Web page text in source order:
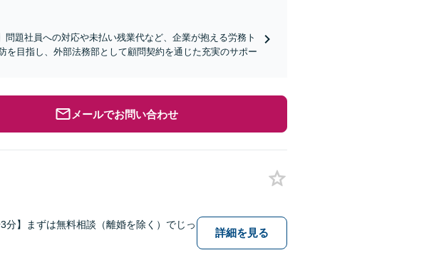
問題社員への対応や未払い残業代など、企業が抱える労務ト
目指し、外部法務部として顧問契約を通じた充実のサポー
メールでお問い合わせ
分】まずは無料相談（離婚を除く）でじっ
詳細を見る